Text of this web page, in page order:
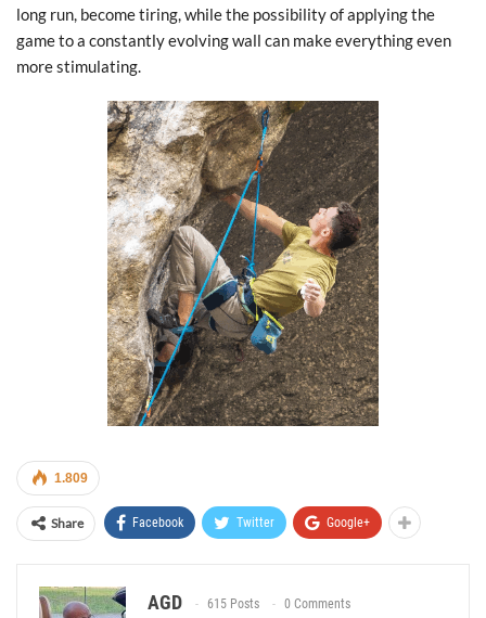
long run, become tiring, while the possibility of applying the
game to a constantly evolving wall can make everything even
more stimulating.
1.809
Share Facebook Twitter Google+
AGD 615 Posts 0 Comments